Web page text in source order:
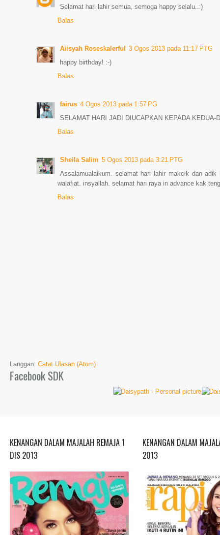
Selamat hari lahir semua, semoga happy selalu..:)
Balas
Aiisyah Roseskalerful
3 Ogos 2013 pada 11:17 PTG
happy birthday! :-)
Balas
fairus 4 Ogos 2013 pada 1:57 PG
SELAMAT HARI JADI DIUCAPKAN KEPADA KEDUA-
Balas
Sheila Salim 5 Ogos 2013 pada 3:21 PTG
Assalamualaikum. selamat hari lahir makcik dan
walafiat. insyallah. selamat hari raya in advance kak
Balas
Langgan: Catat Ulasan (Atom)
Facebook SDK
KENANGAN DALAM MAJALAH REMAJA 1
DIS 2013
KENANGAN DALAM
2013